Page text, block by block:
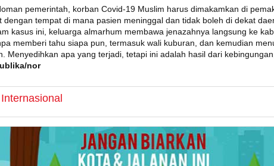
pemerintah, korban Covid-19 Muslim harus dimakamkan di
dengan tempat di mana pasien meninggal dan tidak boleh di dekat
kasus ini, keluarga almarhum membawa jenazahnya langsung ke
memberi tahu siapa pun, termasuk wali kuburan, dan kemudian
Menyedihkan apa yang terjadi, tetapi ini adalah hasil dari
nor
Internasional